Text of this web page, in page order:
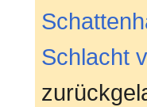
Schlacht